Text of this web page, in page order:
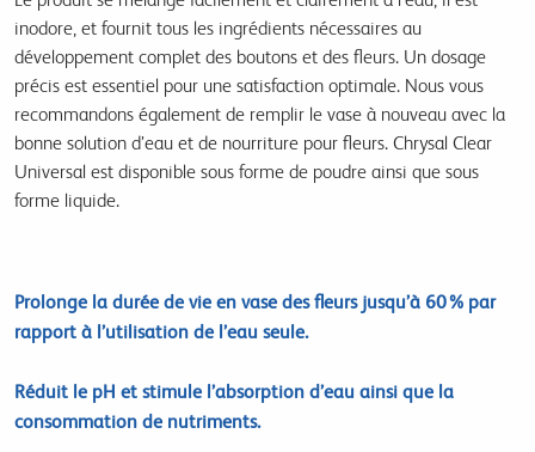
inodore, et fournit tous les ingrédients nécessaires au
développement complet des boutons et des fleurs. Un dosage
précis est essentiel pour une satisfaction optimale. Nous vous
recommandons également de remplir le vase à nouveau avec la
bonne solution d’eau et de nourriture pour fleurs. Chrysal Clear
Universal est disponible sous forme de poudre ainsi que sous
forme liquide.
Prolonge la durée de vie en vase des fleurs jusqu’à 60 % par
rapport à l’utilisation de l’eau seule.
Réduit le pH et stimule l’absorption d’eau ainsi que la
consommation de nutriments.